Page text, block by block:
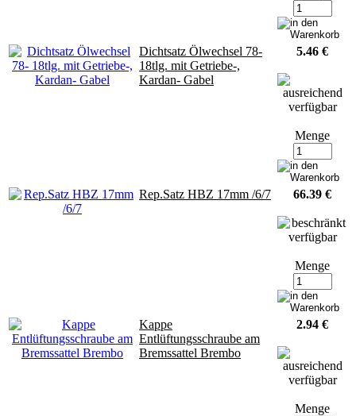
Dichtsatz Ölwechsel 78-
18tlg. mit Getriebe-,
Kardan- Gabel
5.46 €
Menge
Rep.Satz HBZ 17mm /6/7 66.39 €
Menge
Kappe
Entlüftungsschraube am
Bremssattel Brembo
2.94 €
Menge